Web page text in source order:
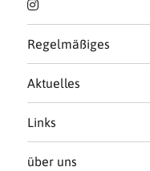
Regelmäßiges
Aktuelles
Links
über uns